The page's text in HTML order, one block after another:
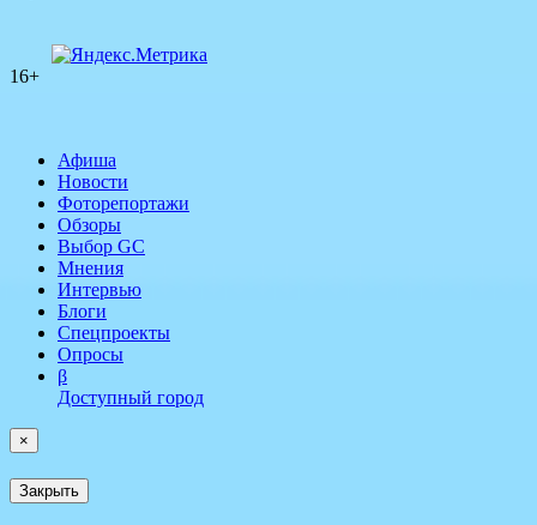
16+
Афиша
Новости
Фоторепортажи
Обзоры
Выбор GC
Мнения
Интервью
Блоги
Спецпроекты
Опросы
β
Доступный город
×
Закрыть